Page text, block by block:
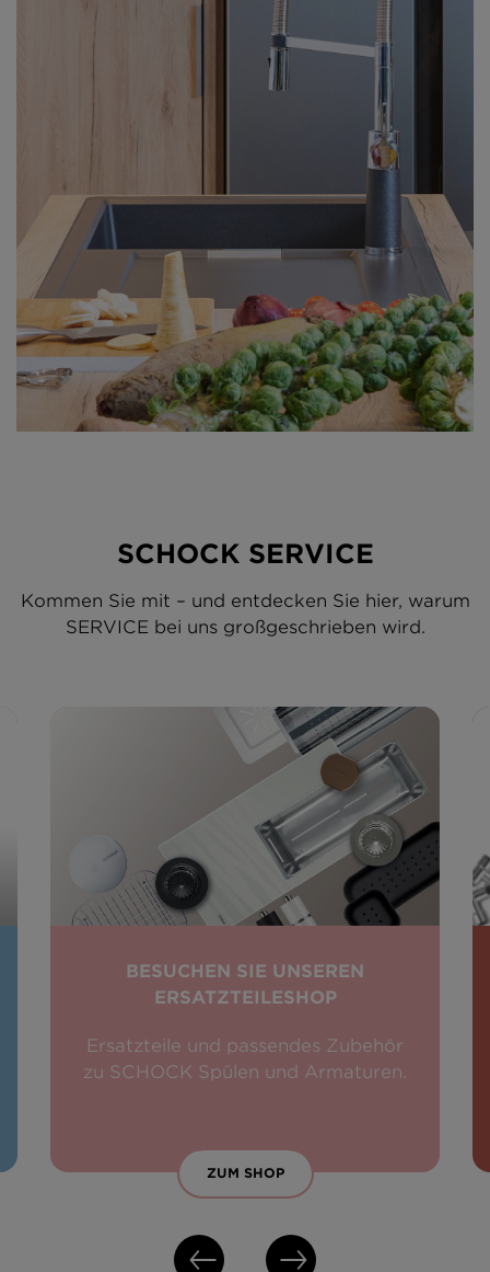
SCHOCK SERVICE
Kommen Sie mit – und entdecken Sie hier, warum
SERVICE bei uns großgeschrieben wird.
BESUCHEN SIE UNSEREN
ERSATZTEILESHOP
Ersatzteile und passendes Zubehör
zu SCHOCK Spülen und Armaturen.
ZUM SHOP